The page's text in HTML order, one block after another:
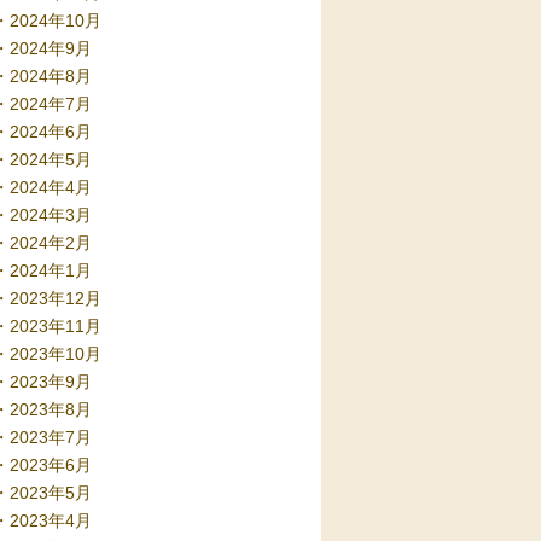
2024年10月
2024年9月
2024年8月
2024年7月
2024年6月
2024年5月
2024年4月
2024年3月
2024年2月
2024年1月
2023年12月
2023年11月
2023年10月
2023年9月
2023年8月
2023年7月
2023年6月
2023年5月
2023年4月